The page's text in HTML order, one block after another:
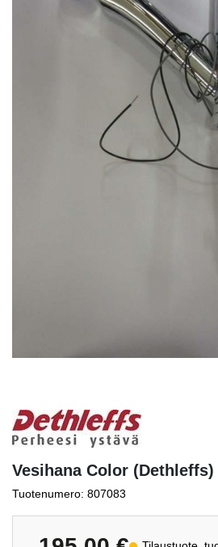
Vesihana Color (Dethleffs)
Tuotenumero: 807083